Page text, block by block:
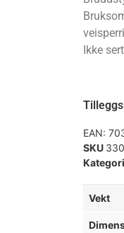
Ikke
EAN:
SKU
Kategori
Vekt